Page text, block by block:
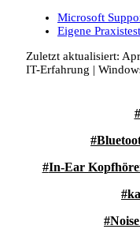
Microsoft
Eigene
Zuletzt aktualisiert:
IT-Erfahrung |
In-Ear